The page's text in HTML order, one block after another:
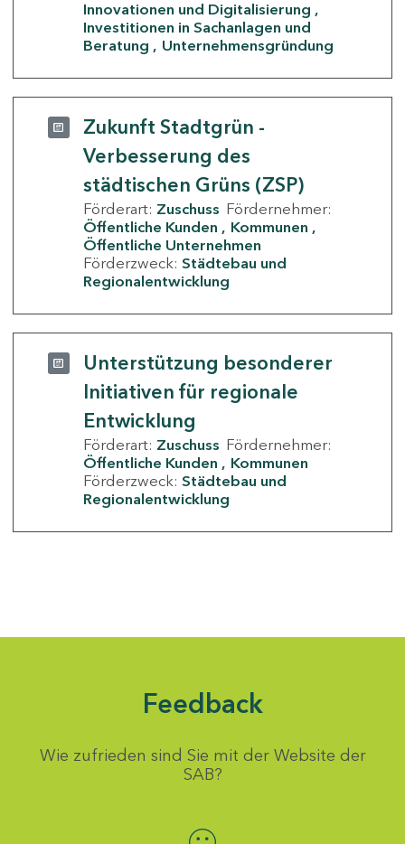
Innovationen und Digitalisierung
Investitionen in Sachanlagen und
Beratung
Unternehmensgründung
Zukunft Stadtgrün -
Verbesserung des
städtischen Grüns (ZSP)
Förderart: Zuschuss Fördernehmer:
Öffentliche Kunden
Kommunen
Öffentliche Unternehmen
Förderzweck: Städtebau und
Regionalentwicklung
Unterstützung besonderer
Initiativen für regionale
Entwicklung
Förderart: Zuschuss Fördernehmer:
Öffentliche Kunden
Kommunen
Förderzweck: Städtebau und
Regionalentwicklung
Feedback
Wie zufrieden sind Sie mit der Website der
SAB?
Bewertung auswählen